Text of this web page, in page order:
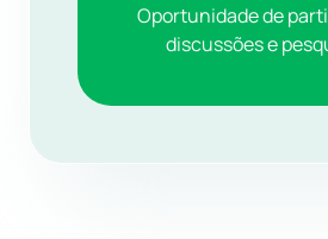
Oportunidade de
discussões e